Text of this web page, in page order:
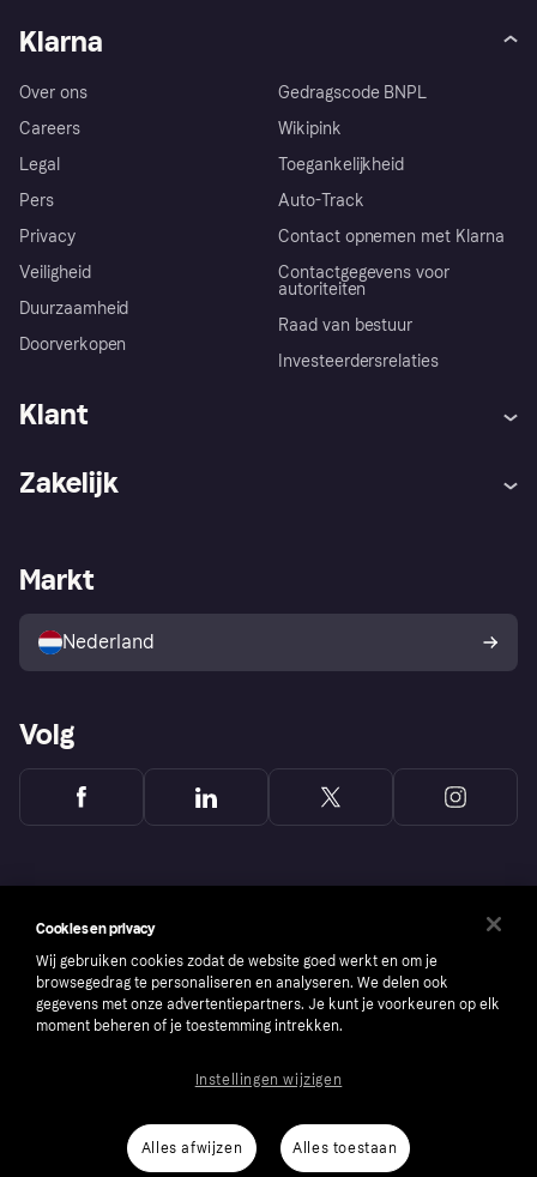
Klarna
Over ons
Careers
Legal
Pers
Privacy
Veiligheid
Duurzaamheid
Doorverkopen
Gedragscode BNPL
Wikipink
Toegankelijkheid
Auto-Track
Contact opnemen met Klarna
Contactgegevens voor
autoriteiten
Raad van bestuur
Investeerdersrelaties
Klant
Winkeloverzicht
Kopersbescherming voor
consumenten
Zakelijk
Zakelijke login
Markt
Nederland
Volg
number: 556737-0431
Cookies Klarna.com
Cookies en privacy
Wij gebruiken cookies zodat de website goed werkt en om je
browsegedrag te personaliseren en analyseren. We delen ook
gegevens met onze advertentiepartners. Je kunt je voorkeuren op elk
moment beheren of je toestemming intrekken.
Alles afwijzen Alles toestaan
Instellingen wijzigen